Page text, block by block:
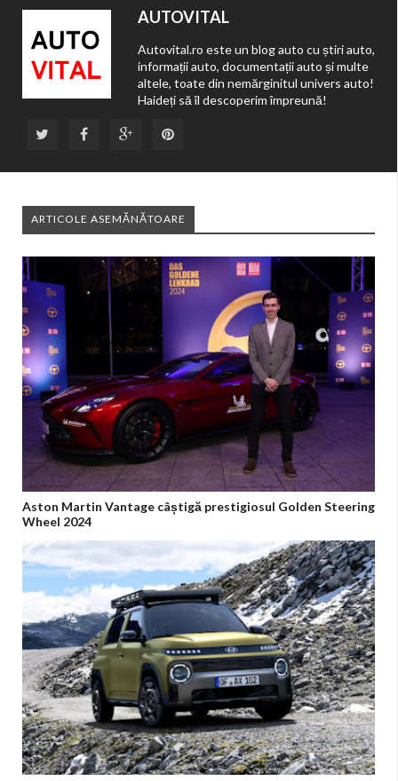
AUTOVITAL
Autovital.ro este un blog auto cu știri auto,
informații auto, documentații auto și multe
altele, toate din nemărginitul univers auto!
Haideți să îl descoperim împreună!
ARTICOLE ASEMĂNĂTOARE
Aston Martin Vantage câștigă prestigiosul Golden Steering
Wheel 2024